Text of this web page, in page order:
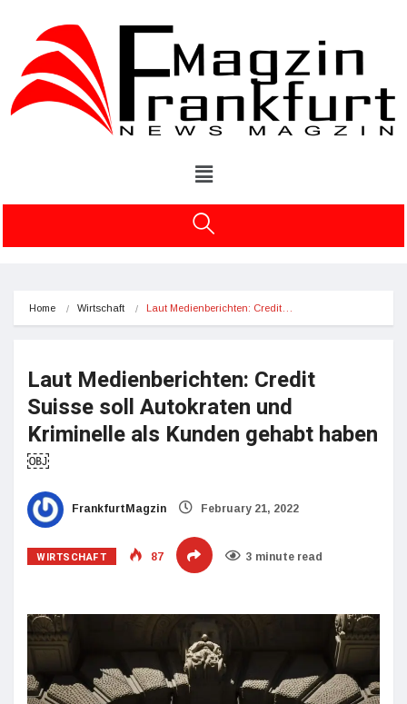
Home Wirtschaft Laut Medienberichten: Credit…
Laut Medienberichten: Credit
Suisse soll Autokraten und
Kriminelle als Kunden gehabt haben
￼
FrankfurtMagzin February 21, 2022
WIRTSCHAFT 87 3 minute read